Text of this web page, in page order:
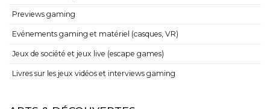
Previews gaming
Evénements gaming et matériel (casques, VR)
Jeux de société et jeux live (escape games)
Livres sur les jeux vidéos et interviews gaming